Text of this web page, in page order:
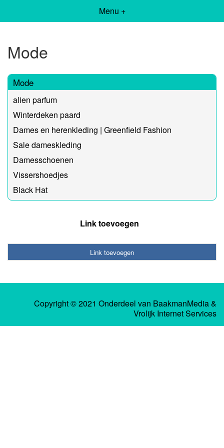
Menu +
Mode
Mode
alien parfum
Winterdeken paard
Dames en herenkleding | Greenfield Fashion
Sale dameskleding
Damesschoenen
Vissershoedjes
Black Hat
Link toevoegen
Link toevoegen
Copyright © 2021 Onderdeel van BaakmanMedia&
Vrolijk Internet Services